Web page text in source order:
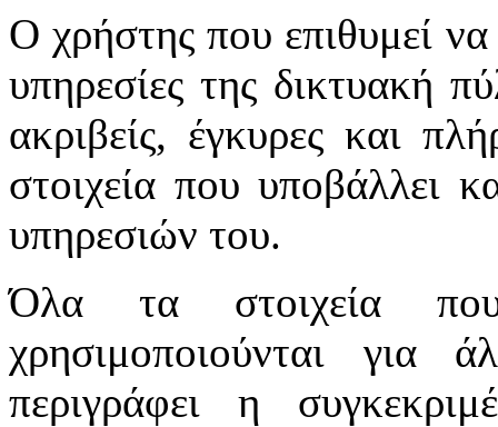
Ο χρήστης που επιθυμεί να
υπηρεσίες της δικτυακή
ακριβείς, έγκυρες και
στοιχεία που υποβάλλει
υπηρεσιών του.
Όλα τα στοιχεία
χρησιμοποιούνται
περιγράφει η